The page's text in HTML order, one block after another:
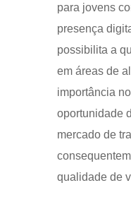
para jovens
presença
possibilita a
em áreas de
importância
oportunidade
mercado de
qualidade de